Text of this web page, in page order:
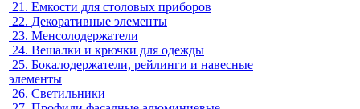
21. Емкости для столовых приборов
22. Декоративные элементы
23. Менсолодержатели
24. Вешалки и крючки для одежды
25. Бокалодержатели, рейлинги и навесные
элементы
26. Светильники